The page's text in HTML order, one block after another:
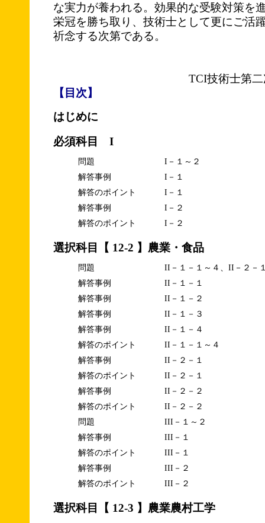
な実力が養われる。効果的な受験対策を
栄冠を勝ち取り、技術士として更にご活
祈念する次第である。
TCI技術士第
【目次】
はじめに
必須科目 I
問題
I－１～２
解答事例
I－１
解答のポイント
I－１
解答事例
I－２
解答のポイント
I－２
選択科目【 12-2 】農業・食品
問題
II－１－１～４、II－２－
解答事例
II－１－１
解答事例
II－１－２
解答事例
II－１－３
解答事例
II－１－４
解答のポイント
II－１－１～４
解答事例
II－２－１
解答のポイント
II－２－１
解答事例
II－２－２
解答のポイント
II－２－２
問題
III－１～２
解答事例
III－１
解答のポイント
III－１
解答事例
III－２
解答のポイント
III－２
選択科目【 12-3 】農業農村工学